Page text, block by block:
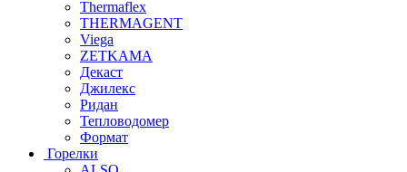
Thermaflex
THERMAGENT
Viega
ZETKAMA
Декаст
Джилекс
Ридан
Тепловодомер
Формат
Горелки